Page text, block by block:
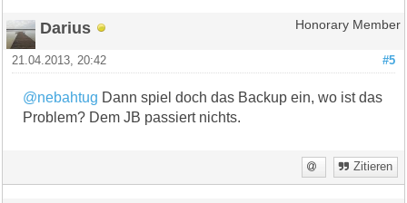
Darius Honorary Member
#5
21.04.2013, 20:42
@nebahtug Dann spiel doch das Backup ein, wo ist das
Problem? Dem JB passiert nichts.
Zitieren